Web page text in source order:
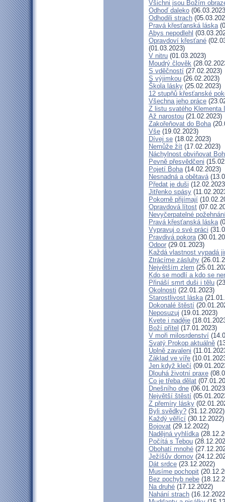
Všichni jsou Božím
Odhoď daleko
Odhodili strach
Pravá křesťanská láska
Abys nepodlehl
Opravdoví křesťané
(01.03.2023)
V nitru (01.03.2023)
Moudrý člověk
S vděčností (27.02.2023)
S výjimkou (26.02.2023)
Škola lásky (25.02.2023)
12 stupňů křesťanské
Všechna jeho práce
Z listu svatého Klementa
Až narostou (21.02.2023)
Zakořeňovat do Boha
Vše (19.02.2023)
Dívej se (18.02.2023)
Nemůže žít (17.02.2023)
Náchylnost obviňovat
Pevně přesvědčeni
Pojetí Boha(14.02.2023)
Nesnadná a obětavá
Předat je duši
Jitřenko spásy
Pokorně přijímají
Opravdová lítost
Nevyčerpatelné
Pravá křesťanská láska
Vypravuj o své práci
Pravdivá pokora
Odpor (29.01.2023)
Každá vlastnost vypadá
Ztrácíme zásluhy
Největším zlem
Kdo se modlí a kdo se
Přináší smrt duši i tělu
Okolnosti (22.01.2023)
Starostlivost láska
Dokonalé štěstí
Neposuzuj (19.01.2023)
Kvete i naděje
Boží přítel (17.01.2023)
V moři milosrdenství
Svatý Prokop aktuálně
Úplně zavaleni
Základ ve víře
Jen když klečí
Dlouhá životní praxe
Co je třeba dělat
Dnešního dne
Největší štěstí
Z přemíry lásky
Byli svědky? (31.12.2022)
Každý věřící (30.12.2022)
Bojovat (29.12.2022)
Nadějná vyhlídka
Počítá s Tebou
Obohatí mnohé
Ježíšův domov
Dát srdce (23.12.2022)
Musíme pochopit
Bez pochyb nebe
Na druhé (17.12.2022)
Nahání strach